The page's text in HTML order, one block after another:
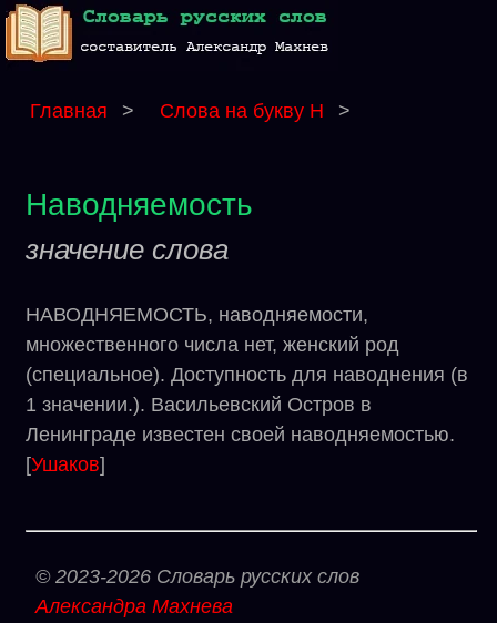
Главная > Слова на букву Н >
Наводняемость
значение слова
НАВОДНЯЕМОСТЬ, наводняемости,
множественного числа нет, женский род
(специальное). Доступность для наводнения (в
1 значении.). Васильевский Остров в
Ленинграде известен своей наводняемостью.
[Ушаков]
© 2023-2026 Словарь русских слов
Александра Махнева